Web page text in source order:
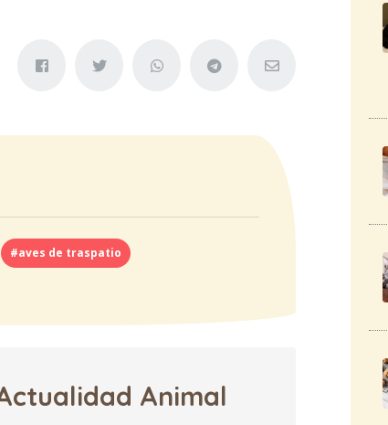
#aves de traspatio
Animal